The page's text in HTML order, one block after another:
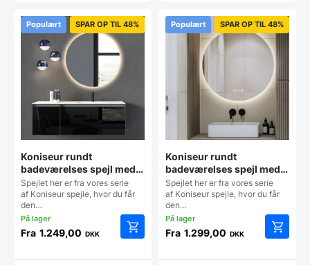
varianter.
Mulighederne
kan
vælges
på
varesiden
kan
vælges
på
Populært SPAR OP TIL 48%
Koniseur rundt
badeværelses spejl med
LED til lampeudtag –
Antidug
Spejlet her er fra vores serie
af Koniseur spejle, hvor du får
den…
Fra 1.249,00 DKK
vare
Populært SPAR OP TIL 48%
Koniseur rundt
badeværelses spejl med
LED, Antidug og
Touchsensor
Spejlet her er fra vores serie
af Koniseur spejle, hvor du får
den…
Fra 1.299,00 DKK
vare